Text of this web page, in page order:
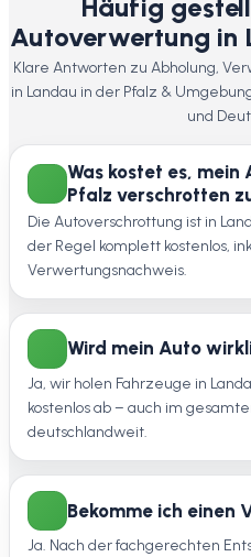
Häufig
Autoverwertung in
Klare Antworten zu Abholung,
in Landau in der Pfalz &
und
Was kostet es,
Pfalz verschrotten
Die Autoverschrottung ist in
der Regel komplett kostenlos,
Verwertungsnachweis.
Wird mein Auto
Ja, wir holen Fahrzeuge in
kostenlos ab – auch im
deutschlandweit.
Bekomme ich einen
Ja. Nach der fachgerechten